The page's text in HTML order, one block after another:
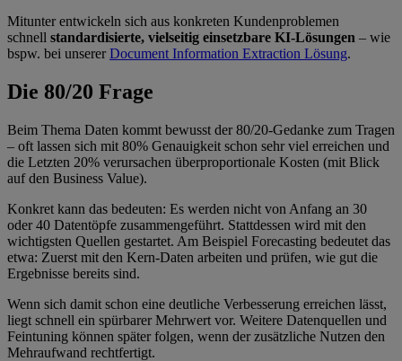
Mitunter entwickeln sich aus konkreten Kundenproblemen
schnell standardisierte, vielseitig einsetzbare KI-Lösungen – wie
bspw. bei unsererDocument Information Extraction Lösung.
Die 80/20 Frage
Beim Thema Daten kommt bewusst der 80/20-Gedanke zum Tragen
– oft lassen sich mit 80% Genauigkeit schon sehr viel erreichen und
die Letzten 20% verursachen überproportionale Kosten (mit Blick
auf den Business Value).
Konkret kann das bedeuten: Es werden nicht von Anfang an 30
oder 40 Datentöpfe zusammengeführt. Stattdessen wird mit den
wichtigsten Quellen gestartet. Am Beispiel Forecasting bedeutet das
etwa: Zuerst mit den Kern-Daten arbeiten und prüfen, wie gut die
Ergebnisse bereits sind.
Wenn sich damit schon eine deutliche Verbesserung erreichen lässt,
liegt schnell ein spürbarer Mehrwert vor. Weitere Datenquellen und
Feintuning können später folgen, wenn der zusätzliche Nutzen den
Mehraufwand rechtfertigt.